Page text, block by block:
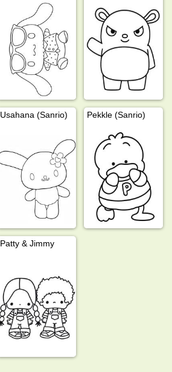
Usahana (Sanrio) Pekkle (Sanrio)
Patty & Jimmy